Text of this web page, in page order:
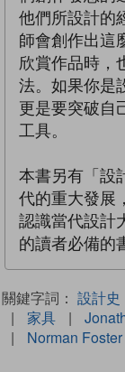
他們所設計的
師會創作出這
欣賞作品時，
法。如果你是
更是要突破自
工具。
本書另有「設
代的重大發展
認識當代設計
的讀者必備的
關鍵字詞： 設計史
|
家具 |
|
Norman Foster